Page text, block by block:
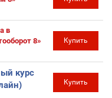
в
8»
Купить
курс
Купить